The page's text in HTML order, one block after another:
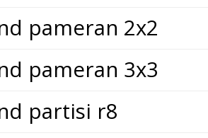
pameran 2x2
pameran 3x3
partisi r8